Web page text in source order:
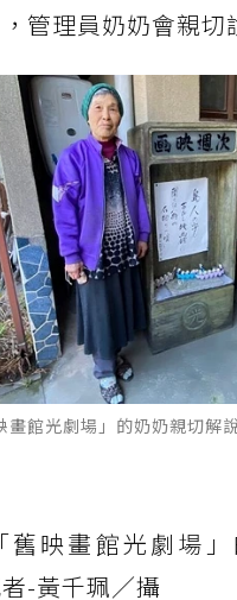
管理員奶奶會親切
畫館光劇場」的奶奶親切
映畫館光劇場」
-黃千珮／攝